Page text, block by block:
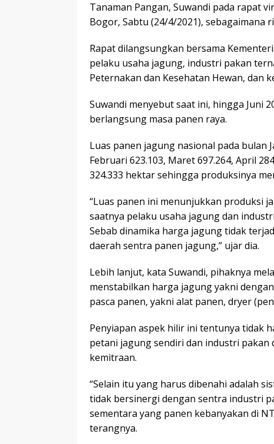
Tanaman Pangan, Suwandi pada rapat
Bogor, Sabtu (24/4/2021), sebagaimana
Rapat dilangsungkan bersama
pelaku usaha jagung, industri pakan
Peternakan dan Kesehatan Hewan, dan
Suwandi menyebut saat ini, hingga Juni
berlangsung masa panen raya.
Luas panen jagung nasional pada bulan
Februari 623.103, Maret 697.264, April
324.333 hektar sehingga produksinya
“Luas panen ini menunjukkan produksi
saatnya pelaku usaha jagung dan
Sebab dinamika harga jagung tidak
daerah sentra panen jagung,” ujar dia.
Lebih lanjut, kata Suwandi, pihaknya
menstabilkan harga jagung yakni
pasca panen, yakni alat panen, dryer
Penyiapan aspek hilir ini tentunya tidak
petani jagung sendiri dan industri
kemitraan.
“Selain itu yang harus dibenahi adalah
tidak bersinergi dengan sentra industri
sementara yang panen kebanyakan di
terangnya.